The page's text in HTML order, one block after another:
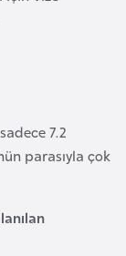
7.2
parasıyla çok